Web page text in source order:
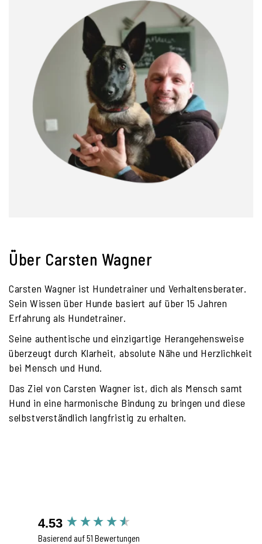
Über Carsten Wagner
Carsten Wagner ist Hundetrainer und Verhaltensberater.
Sein Wissen über Hunde basiert auf über 15 Jahren
Erfahrung als Hundetrainer.
Seine authentische und einzigartige Herangehensweise
überzeugt durch Klarheit, absolute Nähe und Herzlichkeit
bei Mensch und Hund.
Das Ziel von Carsten Wagner ist, dich als Mensch samt
Hund in eine harmonische Bindung zu bringen und diese
selbstverständlich langfristig zu erhalten.
4.53
Basierend auf 51 Bewertungen
New content loaded